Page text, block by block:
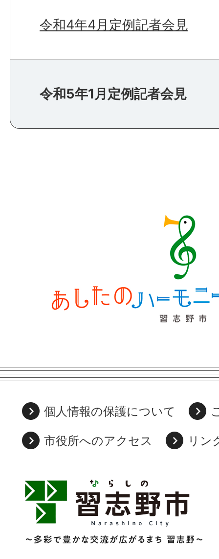
令和4年4月定例記者会見
令和5年1月定例記者会見
個人情報の保護について
市役所へのアクセス
リン
習
志
野
市